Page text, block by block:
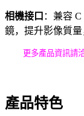
相機接口 ：兼容
鏡，提升影像質量
更多產品資訊請
產品特色